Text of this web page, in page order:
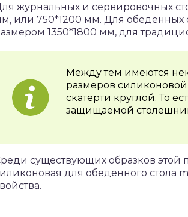
журнальных и сервировочных
или 750*1200 мм. Для обеденных
1350*1800 мм, для
Между тем имеются
размеров
скатерти круглой. То
защищаемой
существующих образков этой
для обеденного стола